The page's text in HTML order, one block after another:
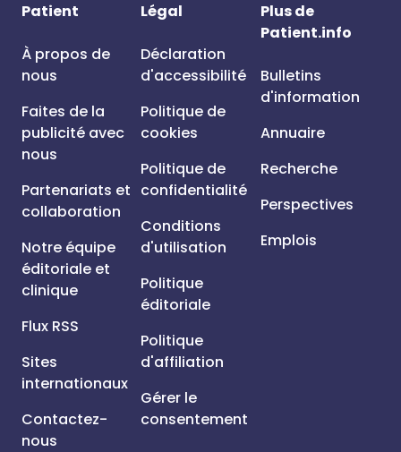
Patient
À propos de
nous
Faites de la
publicité avec
nous
Partenariats et
collaboration
Notre équipe
éditoriale et
clinique
Flux RSS
Sites
internationaux
Contactez-
nous
Légal
Déclaration
d'accessibilité
Politique de
cookies
Politique de
confidentialité
Conditions
d'utilisation
Politique
éditoriale
Politique
d'affiliation
Gérer le
consentement
Plus de
Patient.info
Bulletins
d'information
Annuaire
Recherche
Perspectives
Emplois